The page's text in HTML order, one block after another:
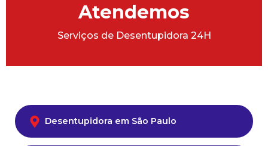
Atendemos
Serviços de Desentupidora 24H
Desentupidora em São Paulo